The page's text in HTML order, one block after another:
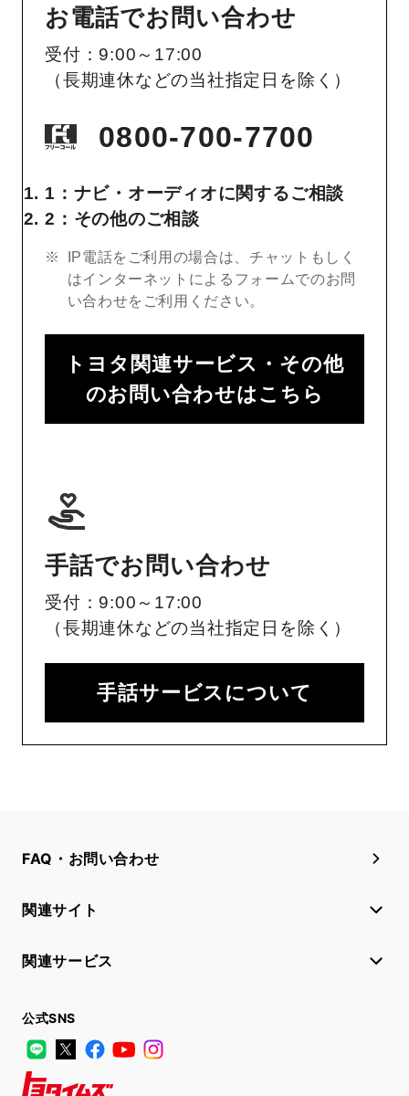
お電話でお問い合わせ
受付：9:00～17:00
（長期連休などの当社指定日を除く）
0800-700-7700
1：ナビ・オーディオに関するご相談
2：その他のご相談
IP電話をご利用の場合は、チャットもしく
はインターネットによるフォームでのお問
い合わせをご利用ください。
トヨタ関連サービス・その他
のお問い合わせはこちら
手話でお問い合わせ
受付：9:00～17:00
（長期連休などの当社指定日を除く）
手話サービスについて
FAQ・お問い合わせ
関連サイト
関連サービス
公式SNS
LINE
X FacebookYouTube